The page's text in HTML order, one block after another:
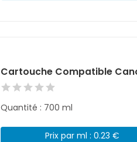
Cartouche Compatible
Quantité : 700 ml
Prix par ml : 0.23 €